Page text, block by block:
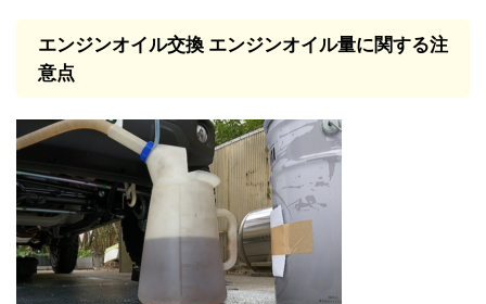
エンジンオイル交換 エンジンオイル量に関する注
意点